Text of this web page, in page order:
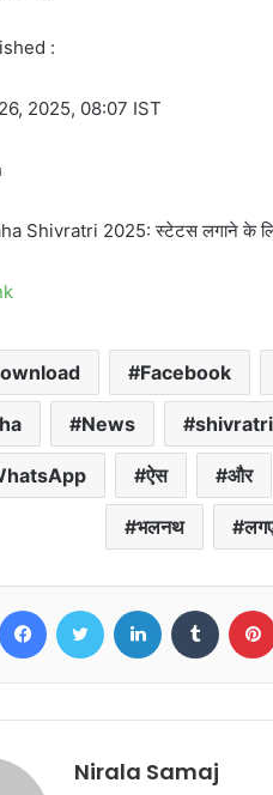
:
2025, 08:07 IST
Shivratri 2025: स्‍टेटस लगाने के ल‍िए
Facebook
News shivratri
ऐस और
भलनथ
FacebookTwitter LinkedIn Tumblr
Nirala Samaj